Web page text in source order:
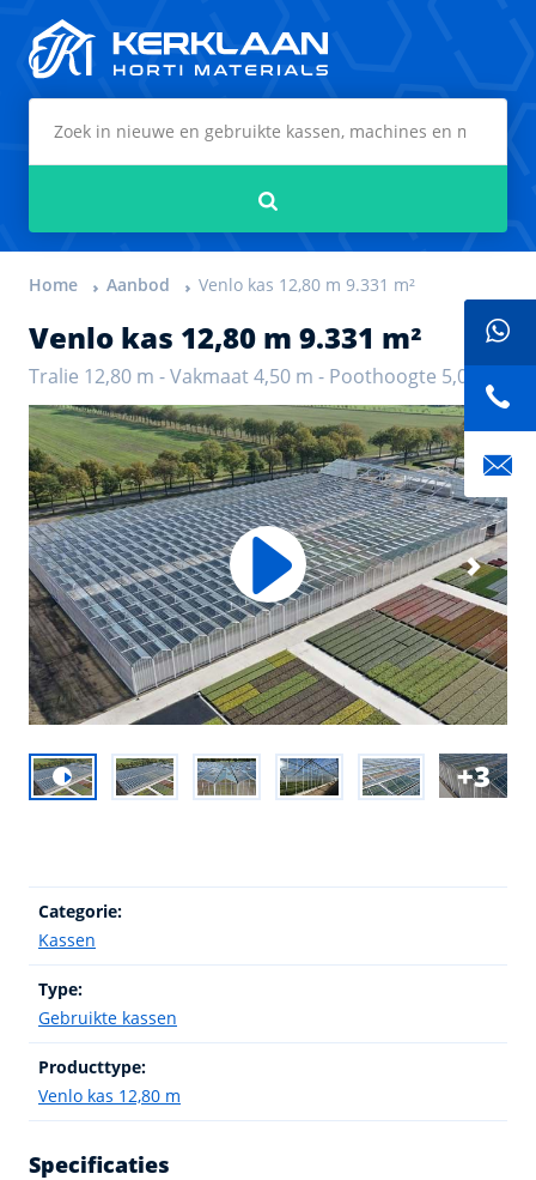
Home Aanbod Venlo kas 12,80 m 9.331 m²
Venlo kas 12,80 m 9.331 m²
Tralie 12,80 m - Vakmaat 4,50 m - Poothoogte 5,00 m
3
Categorie:
Kassen
Type:
Gebruikte kassen
Producttype:
Venlo kas 12,80 m
Specificaties